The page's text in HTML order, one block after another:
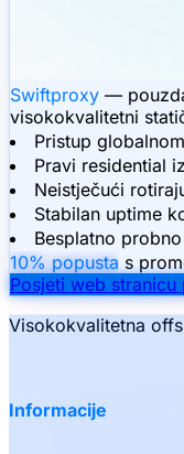
Swiftproxy —
visokokvalitetni
Pristup
Pravi residential
Neistječući
Stabilan uptime
Besplatno
10% popusta s
Posjeti web stranicu
Visokokvalitetna
Informacije